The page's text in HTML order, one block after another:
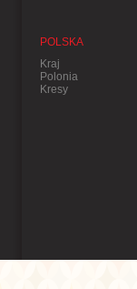
POLSKA
Kraj
Polonia
Kresy